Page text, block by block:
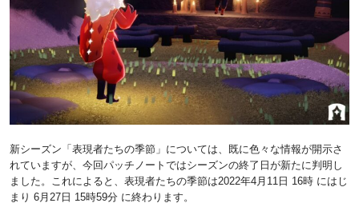
新シーズン「表現者たちの季節」については、既に色々な情報が開示さ
れていますが、今回パッチノートではシーズンの終了日が新たに判明し
ました。これによると、表現者たちの季節は2022年4月11日 16時 にはじ
まり 6月27日 15時59分 に終わります。